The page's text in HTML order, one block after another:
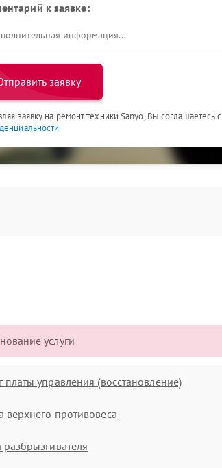
к заявке:
заявку
заявку на ремонт техники Sanyo, Вы соглашаетесь с
услуги
платы управления (восстановление)
верхнего противовеса
разбрызгивателя